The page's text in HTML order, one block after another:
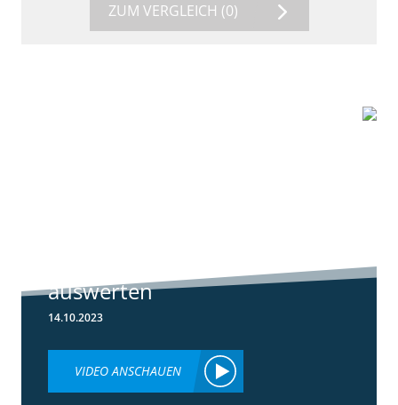
ZUM VERGLEICH (0)
auswerten
14.10.2023
VIDEO ANSCHAUEN